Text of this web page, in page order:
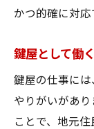
かつ的確に対応
鍵屋として働
鍵屋の仕事に
やりがいがあ
ことで、地元住